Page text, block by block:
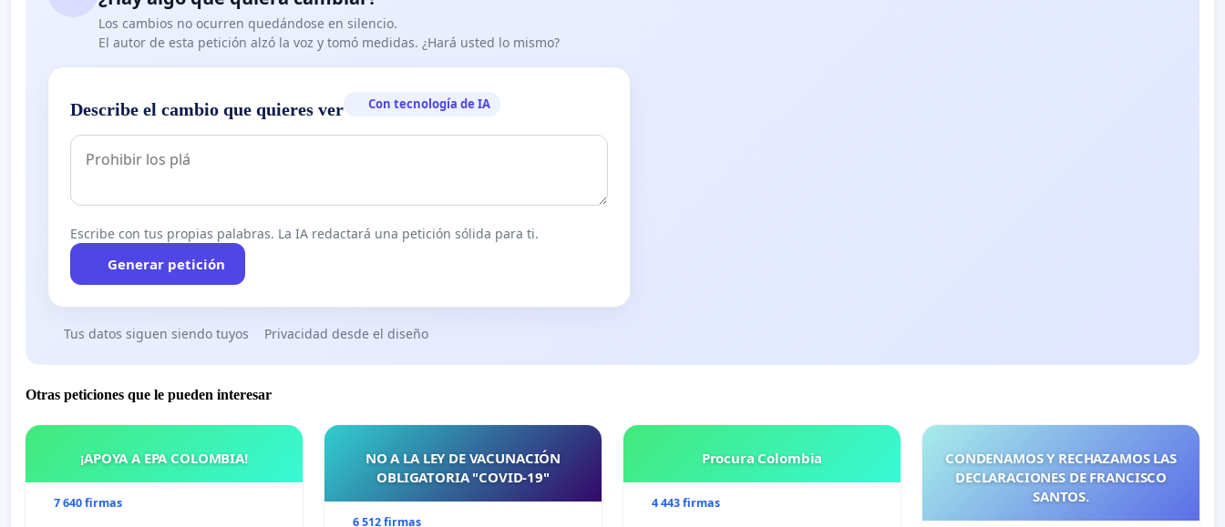
Los cambios no ocurren quedándose en silencio.
El autor de esta petición alzó la voz y tomó medidas. ¿Hará usted lo mismo?
Describe el cambio que quieres ver Con tecnología de IA
Escribe con tus propias palabras. La IA redactará una petición sólida para ti.
Generar petición
Tus datos siguen siendo tuyos Privacidad desde el diseño
Otras peticiones que le pueden interesar
¡APOYA A EPA COLOMBIA!
7 640 firmas
NO A LA LEY DE VACUNACIÓN
OBLIGATORIA "COVID-19"
6 512 firmas
Procura Colombia
4 443 firmas
CONDENAMOS Y RECHAZAMOS LAS
DECLARACIONES DE FRANCISCO
SANTOS.